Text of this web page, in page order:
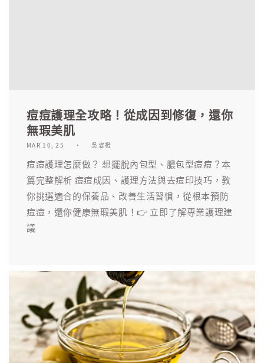
痘痘護理全攻略！從成因到修復，還你
無瑕美肌
MAR 10, 25 吳姿橙
痘痘護理怎麼做？ 想擺脫內包型、膿包型痘痘？本
篇完整解析 痘痘成因、護理方法與去痘印技巧，教
你挑選適合的保養品、改善生活習慣，從根本預防
痘痘，還你健康無瑕美肌！👉 立即了解專業護理建
議